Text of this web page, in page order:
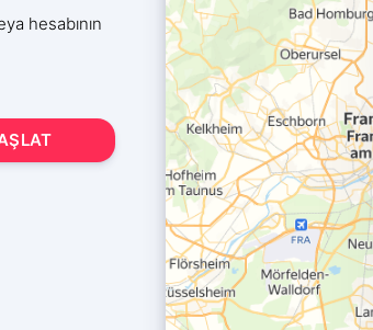
olarak nasıl hacklenir
sayfanıza kimin eriştiğini nasıl öğrenebilirsiniz?
bir TikTok hesabı nasıl geri alınır
hesabının